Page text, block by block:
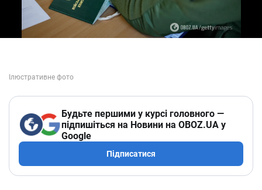
Будьте першими у курсі головного —
підпишіться на Новини на OBOZ.UA у
Google
Підписатися